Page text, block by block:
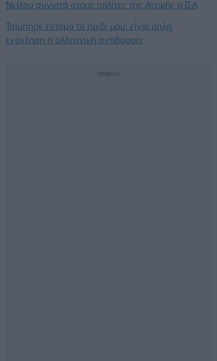
Νείλου συνιστά στους πολίτες της Αττικής ο ΙΣΑ
Τσίμπησε έντομο το παιδί μου: είναι απλή
ενόχληση ή αλλεργική αντίδραση;